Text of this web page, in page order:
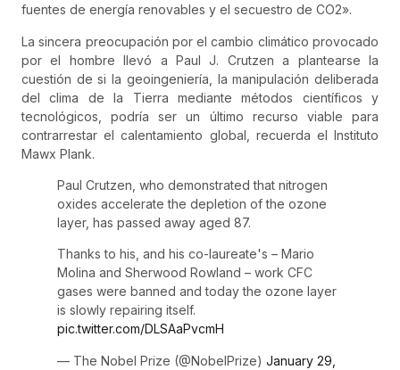
fuentes de energía renovables y el secuestro de CO2».
La sincera preocupación por el cambio climático provocado
por el hombre llevó a Paul J. Crutzen a plantearse la
cuestión de si la geoingeniería, la manipulación deliberada
del clima de la Tierra mediante métodos científicos y
tecnológicos, podría ser un último recurso viable para
contrarrestar el calentamiento global, recuerda el Instituto
Mawx Plank.
Paul Crutzen, who demonstrated that nitrogen
oxides accelerate the depletion of the ozone
layer, has passed away aged 87.
Thanks to his, and his co-laureate's – Mario
Molina and Sherwood Rowland – work CFC
gases were banned and today the ozone layer
is slowly repairing itself.
pic.twitter.com/DLSAaPvcmH
— The Nobel Prize (@NobelPrize) January 29,